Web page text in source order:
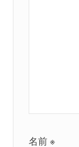
名前※